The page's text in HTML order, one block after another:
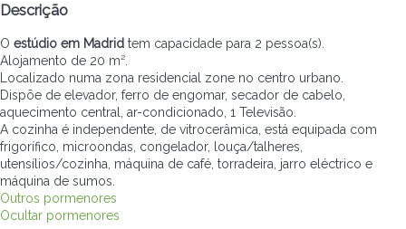
Descrição
O estúdio em Madrid tem capacidade para 2 pessoa(s).
Alojamento de 20 m².
Localizado numa zona residencial zone no centro urbano.
Dispõe de elevador, ferro de engomar, secador de cabelo,
aquecimento central, ar-condicionado, 1 Televisão.
A cozinha é independente, de vitrocerâmica, está equipada com
frigorífico, microondas, congelador, louça/talheres,
utensílios/cozinha, máquina de café, torradeira, jarro eléctrico e
máquina de sumos.
Outros pormenores
Ocultar pormenores